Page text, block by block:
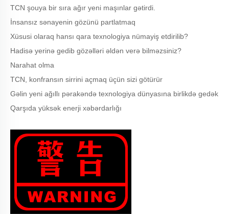
TCN şouya bir sıra ağır yeni maşınlar gətirdi.
İnsansız sənayenin gözünü partlatmaq
Xüsusi olaraq hansı qara texnologiya nümayiş etdirilib?
Hadisə yerinə gedib gözəlləri əldən verə bilməzsiniz?
Narahat olma
TCN, konfransın sirrini açmaq üçün sizi götürür
Gəlin yeni ağıllı pərakəndə texnologiya dünyasına birlikdə gedək
Qarşıda yüksək enerji xəbərdarlığı